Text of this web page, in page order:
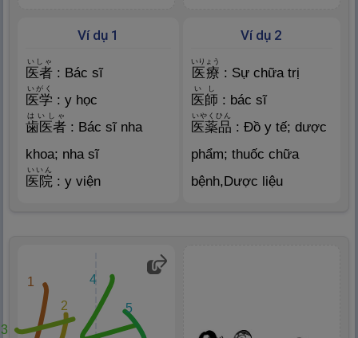
Ví dụ 1
医者
いしゃ
: Bác sĩ
医学
いがく
: y học
歯医者
はいしゃ
: Bác sĩ nha
khoa; nha sĩ
医 院
いいん
: y viện
Ví dụ 2
医療
いりょう
: Sự chữa trị
医師
いし
: bác sĩ
医薬品
Nghĩa: Đồ vật, cái hay, phấm
cách, hàng hóa, đếm số bữa
いやくひん
: Đồ y tế; dược
phẩm; thuốc chữa
bệnh,Dược liệu
1
2
3
4
5